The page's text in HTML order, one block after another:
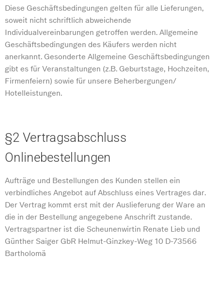
Diese Geschäftsbedingungen gelten für alle Lieferungen,
soweit nicht schriftlich abweichende
Individualvereinbarungen getroffen werden. Allgemeine
Geschäftsbedingungen des Käufers werden nicht
anerkannt. Gesonderte Allgemeine Geschäftsbedingungen
gibt es für Veranstaltungen (z.B. Geburtstage, Hochzeiten,
Firmenfeiern) sowie für unsere Beherbergungen/
Hotelleistungen.
§2 Vertragsabschluss
Onlinebestellungen
Aufträge und Bestellungen des Kunden stellen ein
verbindliches Angebot auf Abschluss eines Vertrages dar.
Der Vertrag kommt erst mit der Auslieferung der Ware an
die in der Bestellung angegebene Anschrift zustande.
Vertragspartner ist die Scheunenwirtin Renate Lieb und
Günther Saiger GbR Helmut-Ginzkey-Weg 10 D-73566
Bartholomä